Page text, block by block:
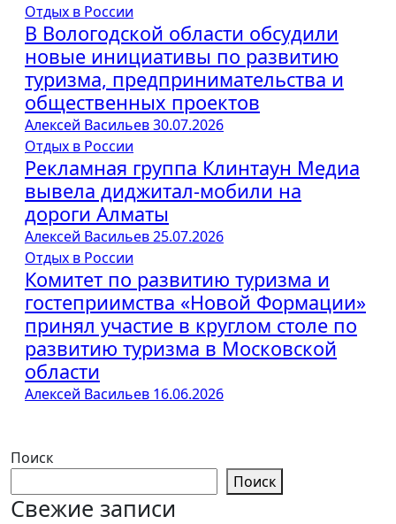
Отдых в России
В Вологодской области обсудили
новые инициативы по развитию
туризма, предпринимательства и
общественных проектов
Алексей Васильев30.07.2026
Отдых в России
Рекламная группа Клинтаун Медиа
вывела диджитал-мобили на
дороги Алматы
Алексей Васильев25.07.2026
Отдых в России
Комитет по развитию туризма и
гостеприимства «Новой Формации»
принял участие в круглом столе по
развитию туризма в Московской
области
Алексей Васильев 16.06.2026
Поиск
Поиск
Свежие записи